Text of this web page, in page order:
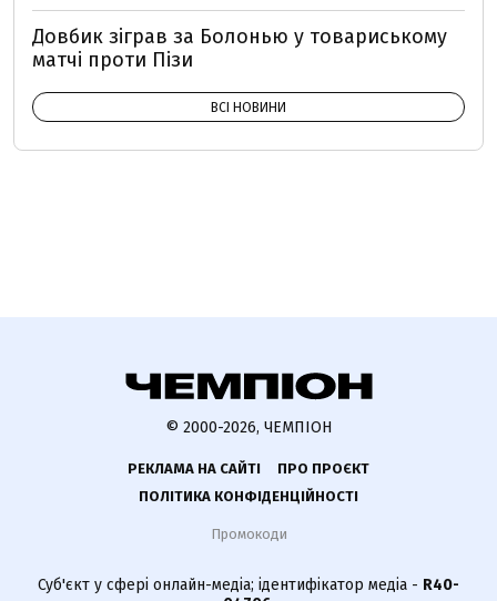
Довбик зіграв за Болонью у товариському
матчі проти Пізи
ВСІ НОВИНИ
© 2000-2026, ЧЕМПІОН
РЕКЛАМА НА САЙТІ
ПРО ПРОЄКТ
ПОЛІТИКА КОНФІДЕНЦІЙНОСТІ
Промокоди
Суб'єкт у сфері онлайн-медіа; ідентифікатор медіа - R40-